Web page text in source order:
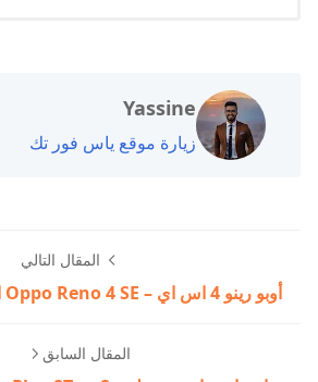
Yassine
زيارة موقع ياس فور تك
المقال التالي
أوبو رينو 4 اس اي – Oppo Reno 4 SE السعر والمواصفات
المقال السابق